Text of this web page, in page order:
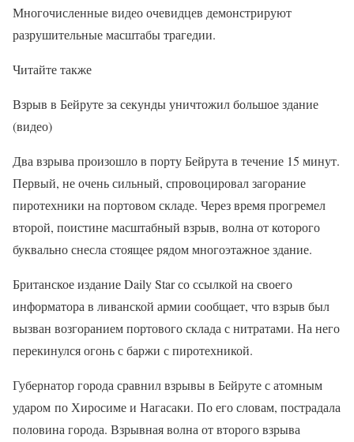
Многочисленные видео очевидцев демонстрируют
разрушительные масштабы трагедии.
Читайте также
Взрыв в Бейруте за секунды уничтожил большое здание
(видео)
Два взрыва произошло в порту Бейрута в течение 15 минут.
Первый, не очень сильный, спровоцировал загорание
пиротехники на портовом складе. Через время прогремел
второй, поистине масштабный взрыв, волна от которого
буквально снесла стоящее рядом многоэтажное здание.
Британское издание Daily Star со ссылкой на своего
информатора в ливанской армии сообщает, что взрыв был
вызван возгоранием портового склада с нитратами. На него
перекинулся огонь с баржи с пиротехникой.
Губернатор города сравнил взрывы в Бейруте с атомным
ударом по Хиросиме и Нагасаки. По его словам, пострадала
половина города. Взрывная волна от второго взрыва